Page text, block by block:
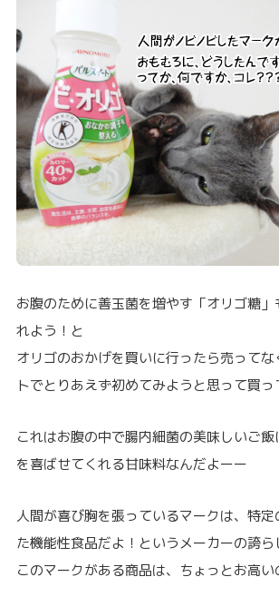
お腹のために善玉菌を増やす「オリゴ糖
れよう！と
オリゴのおかげを買いに行ったら売って
トでとりあえず初めてみようと思って買
これはお腹の中で腸内細菌の美味しいご
を喜ばせてくれる甘味料なんだよーー
人間が喜び胸を張っているマークは、特
た機能性食品だよ！というメーカーの誇ら
このマークがある商品は、ちょっとお高い